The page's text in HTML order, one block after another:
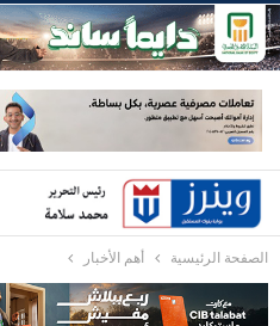
الصفحة الرئيسية أهم الأخبار